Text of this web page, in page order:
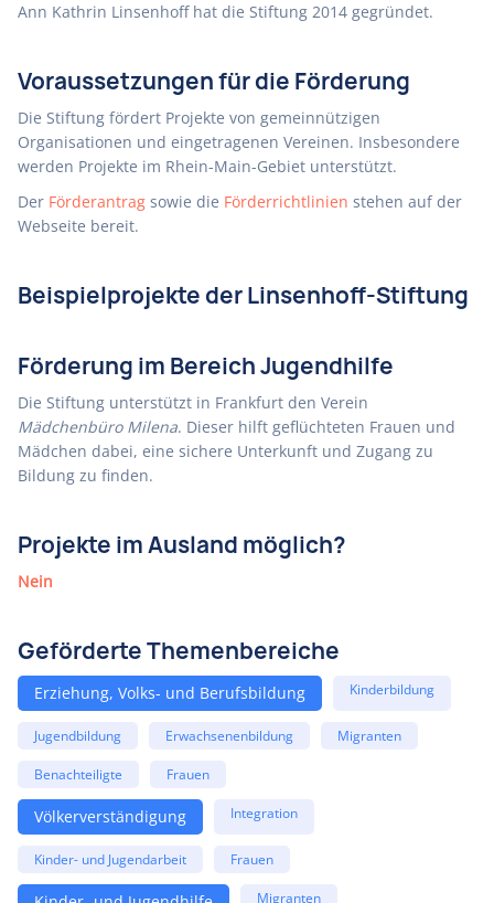
Ann Kathrin Linsenhoff hat die Stiftung 2014 gegründet.
Voraussetzungen für die Förderung
Die Stiftung fördert Projekte von gemeinnützigen
Organisationen und eingetragenen Vereinen. Insbesondere
werden Projekte im Rhein-Main-Gebiet unterstützt.
Der Förderantrag sowie die Förderrichtlinien stehen auf der
Webseite bereit.
Beispielprojekte der Linsenhoff-Stiftung
Förderung im Bereich Jugendhilfe
Die Stiftung unterstützt in Frankfurt den Verein
Mädchenbüro Milena. Dieser hilft geflüchteten Frauen und
Mädchen dabei, eine sichere Unterkunft und Zugang zu
Bildung zu finden.
Projekte im Ausland möglich?
Nein
Geförderte Themenbereiche
Erziehung, Volks- und Berufsbildung Kinderbildung
Jugendbildung Erwachsenenbildung Migranten
Benachteiligte Frauen
Völkerverständigung Integration
Kinder- und Jugendarbeit Frauen
Migranten